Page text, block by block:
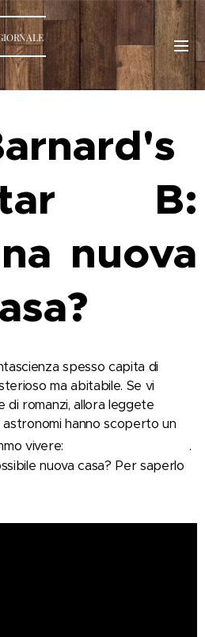
B:
nuova
spesso capita di
ma abitabile. Se vi
di romanzi, allora leggete
hanno scoperto un
vivere:
.
nuova casa? Per saperlo